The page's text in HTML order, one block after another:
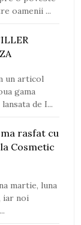
oamenii ...
un articol
gama
de I...
rasfat cu
Cosmetic
martie, luna
iar noi